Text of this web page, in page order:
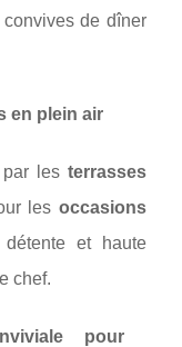
convives de dîner
en plein air
les terrasses
les occasions
et haute
chef.
pour